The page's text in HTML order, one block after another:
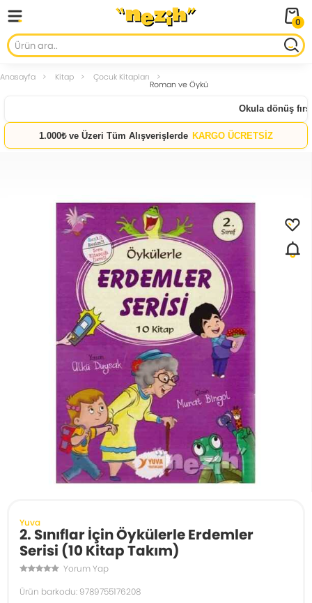
0
Anasayfa Kitap Çocuk Kitapları
Roman ve Öykü
Okula dönüş
1.000₺ ve Üzeri Tüm Alışverişlerde KARGO ÜCRETSİZ
Yuva
2. Sınıflar İçin Öykülerle Erdemler
Serisi (10 Kitap Takım)
Yorum Yap
Ürün barkodu: 9789755176208